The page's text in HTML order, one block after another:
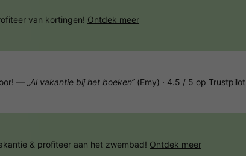
van kortingen! Ontdek meer
— „Al vakantie bij het boeken“(Emy) · 4.5 / 5 op Trustpilot
& profiteer aan het zwembad! Ontdek meer